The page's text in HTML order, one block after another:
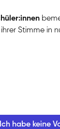
Stimme in
Ich habe keine